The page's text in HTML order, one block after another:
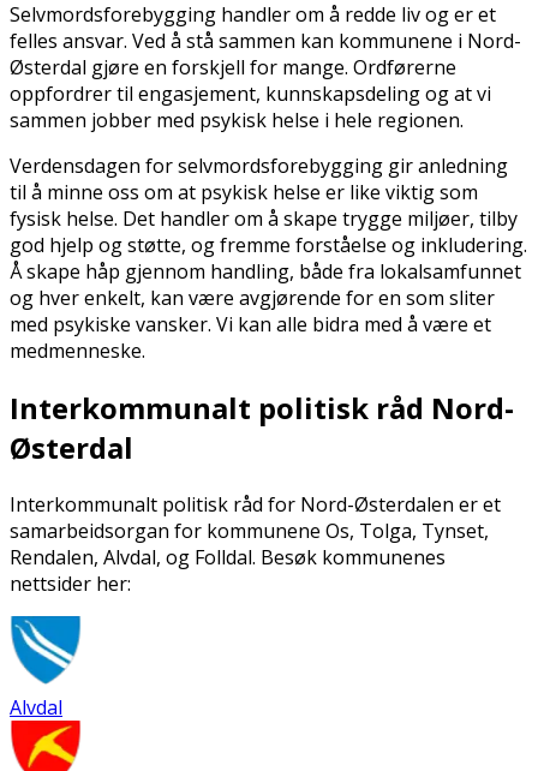
Selvmordsforebygging handler om å redde liv og er et
felles ansvar. Ved å stå sammen kan kommunene i Nord-
Østerdal gjøre en forskjell for mange. Ordførerne
oppfordrer til engasjement, kunnskapsdeling og at vi
sammen jobber med psykisk helse i hele regionen.
Verdensdagen for selvmordsforebygging gir anledning
til å minne oss om at psykisk helse er like viktig som
fysisk helse. Det handler om å skape trygge miljøer, tilby
god hjelp og støtte, og fremme forståelse og inkludering.
Å skape håp gjennom handling, både fra lokalsamfunnet
og hver enkelt, kan være avgjørende for en som sliter
med psykiske vansker. Vi kan alle bidra med å være et
medmenneske.
Interkommunalt politisk råd Nord-
Østerdal
Interkommunalt politisk råd for Nord-Østerdalen er et
samarbeidsorgan for kommunene Os, Tolga, Tynset,
Rendalen, Alvdal, og Folldal. Besøk kommunenes
nettsider her:
Alvdal